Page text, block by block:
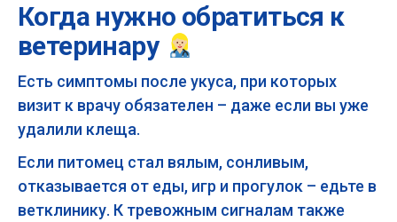
Когда нужно обратиться к
ветеринару
Есть симптомы после укуса, при которых
визит к врачу обязателен – даже если вы уже
удалили клеща.
Если питомец стал вялым, сонливым,
отказывается от еды, игр и прогулок – едьте в
ветклинику. К тревожным сигналам также